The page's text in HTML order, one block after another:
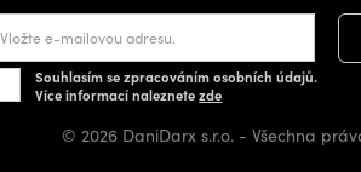
Souhlasím se zpracováním osobních údajů.
Více informací naleznetezde
© 2026 DaniDarx s.r.o. - Všechna